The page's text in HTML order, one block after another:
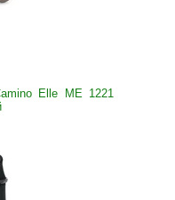
Elle ME 1221